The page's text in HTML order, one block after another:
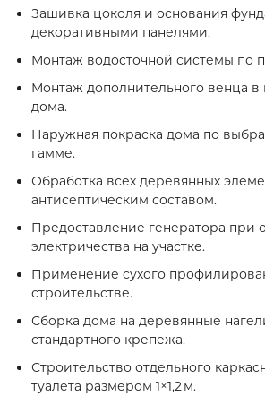
Зашивка цоколя и основания
декоративными панелями.
Монтаж водосточной системы по
Монтаж дополнительного венца в
дома.
Наружная покраска дома по
гамме.
Обработка всех деревянных
антисептическим составом.
Предоставление генератора при
электричества на участке.
Применение сухого
строительстве.
Сборка дома на деревянные
стандартного крепежа.
Строительство отдельного
туалета размером 1×1,2 м.